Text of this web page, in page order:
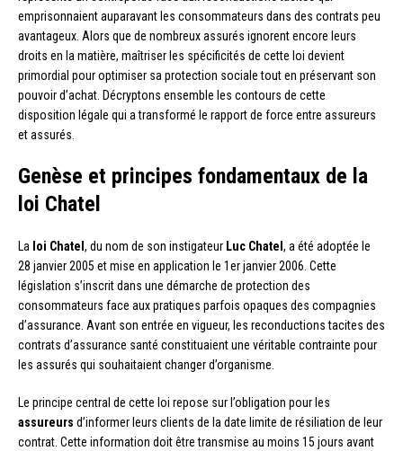
emprisonnaient auparavant les consommateurs dans des contrats peu
avantageux. Alors que de nombreux assurés ignorent encore leurs
droits en la matière, maîtriser les spécificités de cette loi devient
primordial pour optimiser sa protection sociale tout en préservant son
pouvoir d’achat. Décryptons ensemble les contours de cette
disposition légale qui a transformé le rapport de force entre assureurs
et assurés.
Genèse et principes fondamentaux de la
loi Chatel
La loi Chatel , du nom de son instigateur Luc Chatel , a été adoptée le
28 janvier 2005 et mise en application le 1er janvier 2006. Cette
législation s’inscrit dans une démarche de protection des
consommateurs face aux pratiques parfois opaques des compagnies
d’assurance. Avant son entrée en vigueur, les reconductions tacites des
contrats d’assurance santé constituaient une véritable contrainte pour
les assurés qui souhaitaient changer d’organisme.
Le principe central de cette loi repose sur l’obligation pour les
assureurs d’informer leurs clients de la date limite de résiliation de leur
contrat. Cette information doit être transmise au moins 15 jours avant